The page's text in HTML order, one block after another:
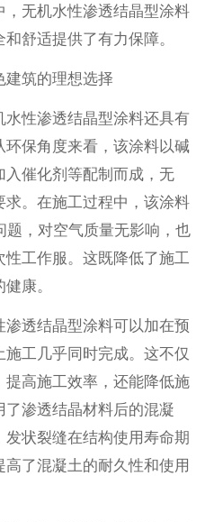
无机水性渗透结晶型涂料
舒适提供了有力保障。
建筑的理想选择
性渗透结晶型涂料还具有
保角度来看，该涂料以碱
催化剂等配制而成，无
。在施工过程中，该涂料
题，对空气质量无影响，也
工作服。这既降低了施工
康。
透结晶型涂料可以加在预
工几乎同时完成。这不仅
高施工效率，还能降低施
渗透结晶材料后的混凝
状裂缝在结构使用寿命期
了混凝土的耐久性和使用